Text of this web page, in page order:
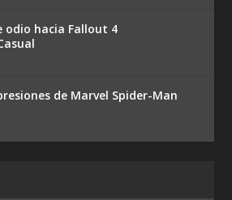
odio hacia Fallout 4
de Marvel Spider-Man